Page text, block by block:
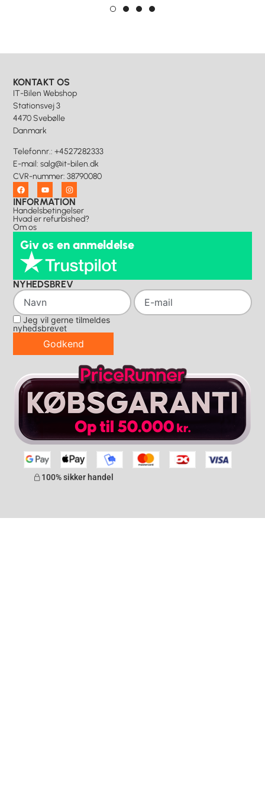
KONTAKT OS
IT-Bilen Webshop
Stationsvej 3
4470 Svebølle
Danmark
Telefonnr.: +4527282333
E-mail:salg@it-bilen.dk
CVR-nummer: 38790080
INFORMATION
Handelsbetingelser
Hvad er refurbished?
Om os
Giv os en anmeldelse
NYHEDSBREV
Jeg vil gerne tilmeldes
nyhedsbrevet
Godkend
100% sikker handel